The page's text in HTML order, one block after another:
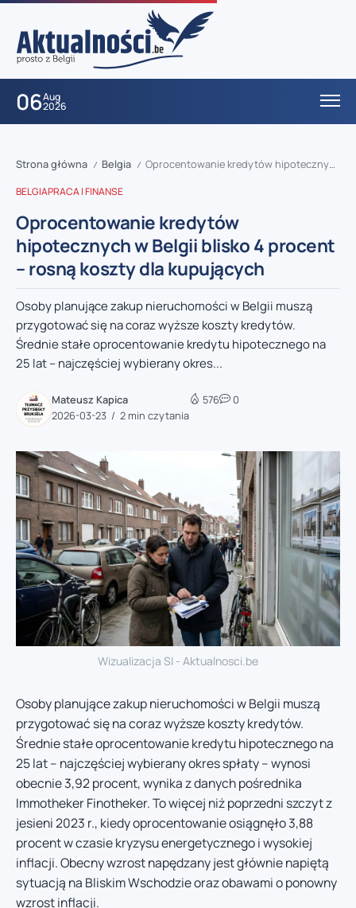
06Aug
2026
Strona główna / Belgia / Oprocentowanie kredytów hipotecznych w Belgii blisko 4 procent – rosną koszty dla kupujących
BELGIAPRACA I FINANSE
Oprocentowanie kredytów
hipotecznych w Belgii blisko 4 procent
– rosną koszty dla kupujących
Osoby planujące zakup nieruchomości w Belgii muszą
przygotować się na coraz wyższe koszty kredytów.
Średnie stałe oprocentowanie kredytu hipotecznego na
25 lat – najczęściej wybierany okres...
Mateusz Kapica
2026-03-23
2 min czytania
576 0
Wizualizacja SI - Aktualnosci.be
Osoby planujące zakup nieruchomości w Belgii muszą
przygotować się na coraz wyższe koszty kredytów.
Średnie stałe oprocentowanie kredytu hipotecznego na
25 lat – najczęściej wybierany okres spłaty – wynosi
obecnie 3,92 procent, wynika z danych pośrednika
Immotheker Finotheker. To więcej niż poprzedni szczyt z
jesieni 2023 r., kiedy oprocentowanie osiągnęło 3,88
procent w czasie kryzysu energetycznego i wysokiej
inflacji. Obecny wzrost napędzany jest głównie napiętą
sytuacją na Bliskim Wschodzie oraz obawami o ponowny
wzrost inflacji.